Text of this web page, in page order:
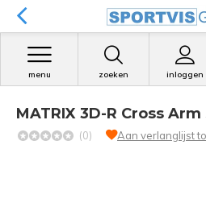
zoeken inloggen
menu
MATRIX 3D-R Cross
(0) Aan verlanglijst